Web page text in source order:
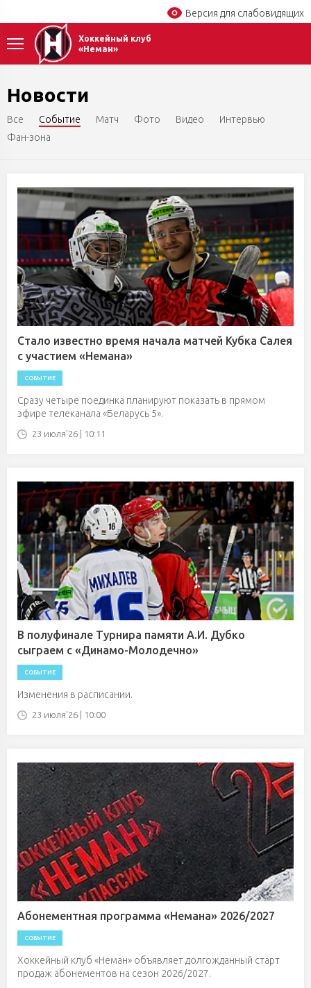
Версия для слабовидящих
Хоккейный клуб
«Неман»
Новости
Все Событие Матч Фото Видео
Интервью
Фан-зона
Стало известно время начала матчей Кубка Салея
с участием «Немана»
СОБЫТИЕ
Сразу четыре поединка планируют показать в прямом
эфире телеканала «Беларусь 5».
23 июля'26 | 10:11
В полуфинале Турнира памяти А.И. Дубко
сыграем с «Динамо-Молодечно»
СОБЫТИЕ
Изменения в расписании.
23 июля'26 | 10:00
Абонементная программа «Немана» 2026/2027
СОБЫТИЕ
Хоккейный клуб «Неман» объявляет долгожданный старт
продаж абонементов на сезон 2026/2027.